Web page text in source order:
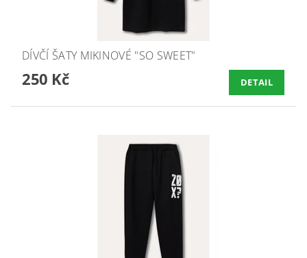
DÍVČÍ ŠATY MIKINOVÉ "SO SWEET"
250 Kč DETAIL